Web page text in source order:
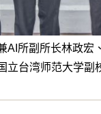
AI所副所长林政宏
台湾师范大学副